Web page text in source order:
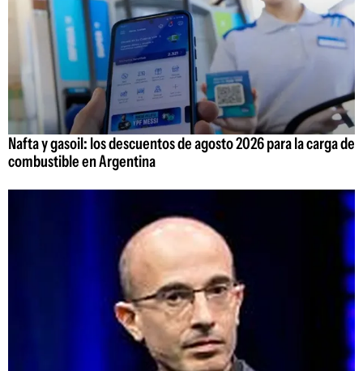
Nafta y gasoil: los descuentos de agosto 2026 para la carga de
combustible en Argentina